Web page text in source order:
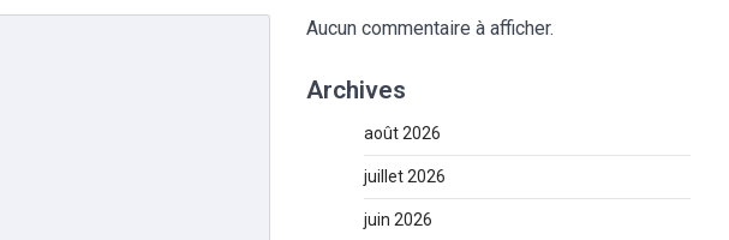
Aucun commentaire à afficher.
Archives
août 2026
juillet 2026
juin 2026